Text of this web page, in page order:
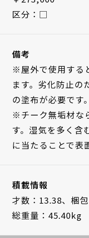
区分：□
備考
※屋外で使用する
ます。劣化防止の
の塗布が必要です。
※チーク無垢材な
す。湿気を多く含
に当たることで表
積載情報
才数：13.38、 梱
総重量：45.40kg